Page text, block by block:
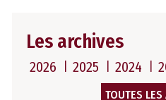
Les archives
2026 2025 2024
TOUTES LES